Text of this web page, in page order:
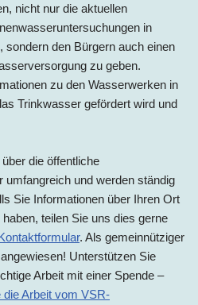
nicht nur die aktuellen
in
sondern den Bürgern auch einen
zu geben.
zu den Wasserwerken in
Trinkwasser gefördert wird und
die öffentliche
und werden ständig
Sie Informationen über Ihren Ort
teilen Sie uns dies gerne
. Als gemeinnütziger
Unterstützen Sie
Arbeit mit einer Spende –
Arbeit vom VSR-